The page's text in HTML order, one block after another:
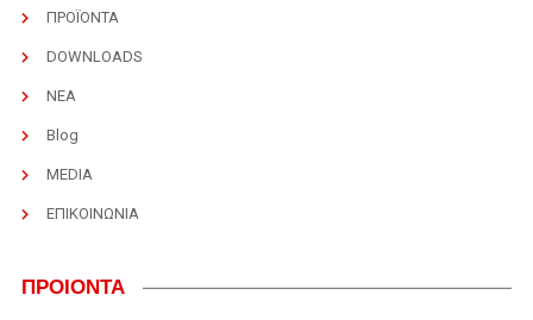
ΠΡΟΪΟΝΤΑ
DOWNLOADS
ΝΕΑ
Blog
MEDIA
ΕΠΙΚΟΙΝΩΝΙΑ
ΠΡΟΙΟΝΤΑ